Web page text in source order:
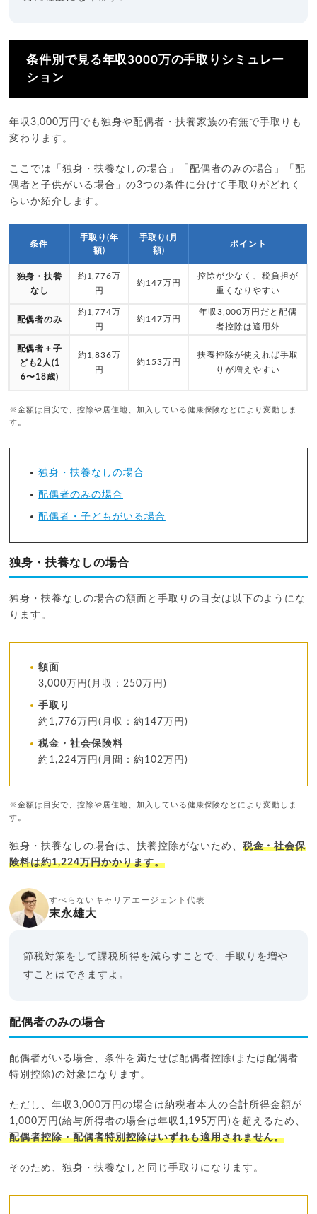
条件別で見る年収3000万の手取りシミュレー
ション
年収3,000万円でも独身や配偶者・扶養家族の有無で手取りも
変わります。
ここでは「独身・扶養なしの場合」「配偶者のみの場合」「配
偶者と子供がいる場合」の3つの条件に分けて手取りがどれく
らいか紹介します。
条件
手取り(年
額)
手取り(月
額)
ポイント
独身・扶養
なし
約1,776万
円
約147万円
控除が少なく、税負担が
重くなりやすい
配偶者のみ
約1,774万
円
約147万円
年収3,000万円だと配偶
者控除は適用外
配偶者＋子
ども2人(1
6〜18歳)
約1,836万
円
約153万円
扶養控除が使えれば手取
りが増えやすい
※金額は目安で、控除や居住地、加入している健康保険などにより変動しま
す。
独身・扶養なしの場合
配偶者のみの場合
配偶者・子どもがいる場合
独身・扶養なしの場合
独身・扶養なしの場合の額面と手取りの目安は以下のようにな
ります。
額面
3,000万円(月収：250万円)
手取り
約1,776万円(月収：約147万円)
税金・社会保険料
約1,224万円(月間：約102万円)
※金額は目安で、控除や居住地、加入している健康保険などにより変動しま
す。
独身・扶養なしの場合は、扶養控除がないため、 税金・社会保
険料は約1,224万円かかります。
すべらないキャリアエージェント代表
末永雄大
節税対策をして課税所得を減らすことで、手取りを増や
すことはできますよ。
配偶者のみの場合
配偶者がいる場合、条件を満たせば配偶者控除(または配偶者
特別控除)の対象になります。
ただし、年収3,000万円の場合は納税者本人の合計所得金額が
1,000万円(給与所得者の場合は年収1,195万円)を超えるため、
配偶者控除・配偶者特別控除はいずれも適用されません。
そのため、独身・扶養なしと同じ手取りになります。